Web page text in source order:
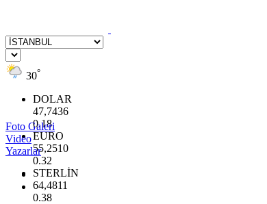
30°
DOLAR
47,7436
0.18
EURO
55,2510
0.32
STERLİN
64,4811
0.38
Foto Galeri
Video
Yazarlar